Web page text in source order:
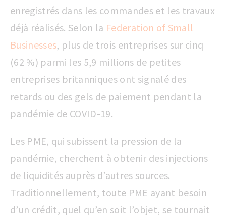
enregistrés dans les commandes et les travaux
déjà réalisés. Selon la Federation of Small
Businesses, plus de trois entreprises sur cinq
(62 %) parmi les 5,9 millions de petites
entreprises britanniques ont signalé des
retards ou des gels de paiement pendant la
pandémie de COVID-19.
Les PME, qui subissent la pression de la
pandémie, cherchent à obtenir des injections
de liquidités auprès d’autres sources.
Traditionnellement, toute PME ayant besoin
d’un crédit, quel qu’en soit l’objet, se tournait